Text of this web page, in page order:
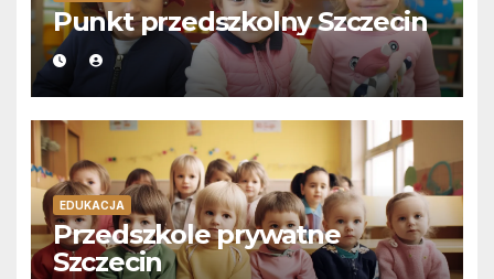
Punkt przedszkolny Szczecin
EDUKACJA
Przedszkole prywatne
Szczecin